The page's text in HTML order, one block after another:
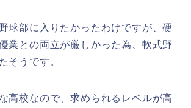
球部に入りたかったわけですが、硬
業との両立が厳しかった為、軟式野
そうです。
高校なので、求められるレベルが高